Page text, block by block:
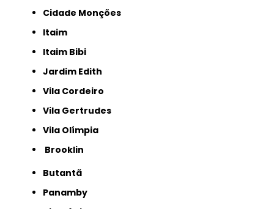
Cidade Monções
Itaim
Itaim Bibi
Jardim Edith
Vila Cordeiro
Vila Gertrudes
Vila Olímpia
Brooklin
Butantã
Panamby